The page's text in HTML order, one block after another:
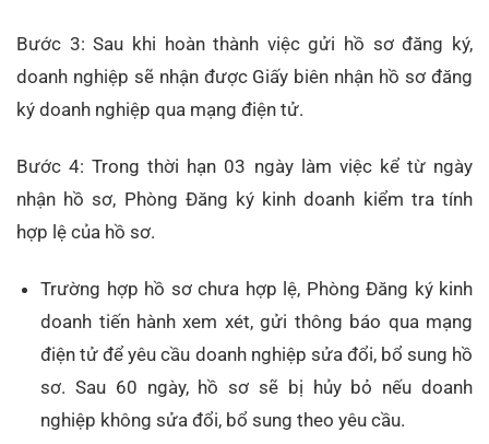
Bước 3: Sau khi hoàn thành việc gửi hồ sơ đăng ký,
doanh nghiệp sẽ nhận được Giấy biên nhận hồ sơ đăng
ký doanh nghiệp qua mạng điện tử.
Bước 4: Trong thời hạn 03 ngày làm việc kể từ ngày
nhận hồ sơ, Phòng Đăng ký kinh doanh kiểm tra tính
hợp lệ của hồ sơ.
Trường hợp hồ sơ chưa hợp lệ, Phòng Đăng ký kinh
doanh tiến hành xem xét, gửi thông báo qua mạng
điện tử để yêu cầu doanh nghiệp sửa đổi, bổ sung hồ
sơ. Sau 60 ngày, hồ sơ sẽ bị hủy bỏ nếu doanh
nghiệp không sửa đổi, bổ sung theo yêu cầu.